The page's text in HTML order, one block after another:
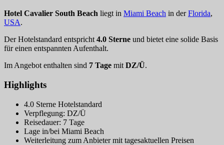
Hotel Cavalier South Beach liegt in Miami Beach in derFlorida,
USA.
Der Hotelstandard entspricht 4.0 Sterne und bietet eine solide Basis
für einen entspannten Aufenthalt.
Im Angebot enthalten sind 7 Tage mit DZ/Ü.
Highlights
4.0 Sterne Hotelstandard
Verpflegung: DZ/Ü
Reisedauer: 7 Tage
Lage in/bei Miami Beach
Weiterleitung zum Anbieter mit tagesaktuellen Preisen